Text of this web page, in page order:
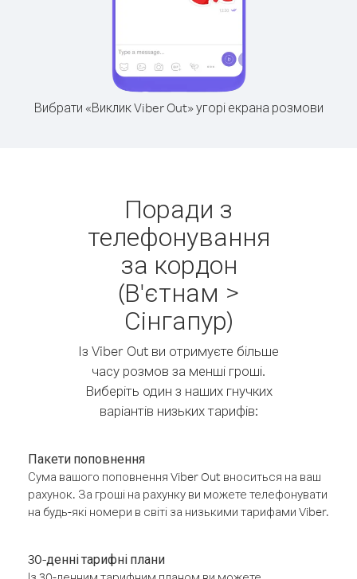
Вибрати «Виклик Viber Out» угорі екрана розмови
Поради з
телефонування
за кордон
(В'єтнам >
Сінгапур)
Із Viber Out ви отримуєте більше
часу розмов за менші гроші.
Виберіть один з наших гнучких
варіантів низьких тарифів:
Пакети поповнення
Сума вашого поповнення Viber Out вноситься на ваш
рахунок. За гроші на рахунку ви можете телефонувати
на будь-які номери в світі за низькими тарифами Viber.
30-денні тарифні плани